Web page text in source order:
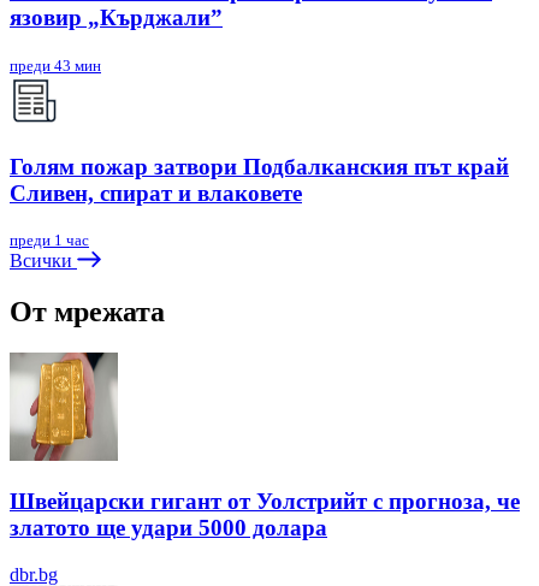
язовир „Кърджали”
преди 43 мин
Голям пожар затвори Подбалканския път край
Сливен, спират и влаковете
преди 1 час
Всички
От мрежата
Швейцарски гигант от Уолстрийт с прогноза, че
златото ще удари 5000 долара
dbr.bg